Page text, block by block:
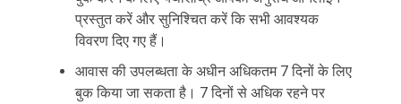
प्रस्तुत करें और सुनिश्चित करें कि सभी आवश्यक
विवरण दिए गए हैं।
आवास की उपलब्धता के अधीन अधिकतम 7 दिनों के लिए
बुक किया जा सकता है। 7 दिनों से अधिक रहने पर